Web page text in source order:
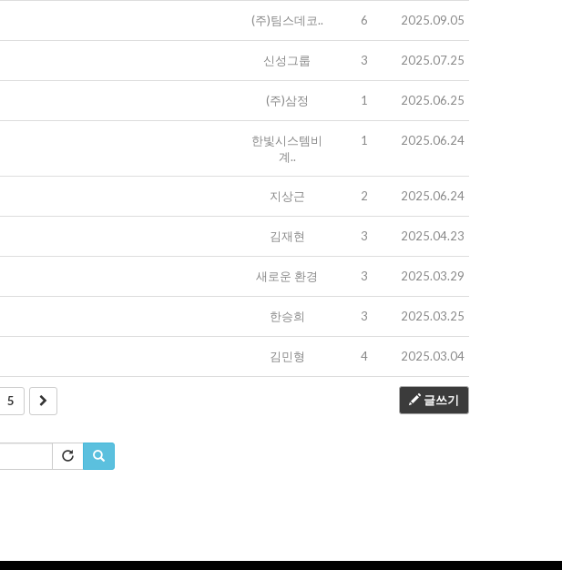
(주)팀스데코.. 6 2025.09.05
신성그룹 3 2025.07.25
(주)삼정 1 2025.06.25
한빛시스템비
계..
1 2025.06.24
지상근 2 2025.06.24
김재현 3 2025.04.23
새로운 환경 3 2025.03.29
한승희 3 2025.03.25
김민형 4 2025.03.04
글쓰기
5